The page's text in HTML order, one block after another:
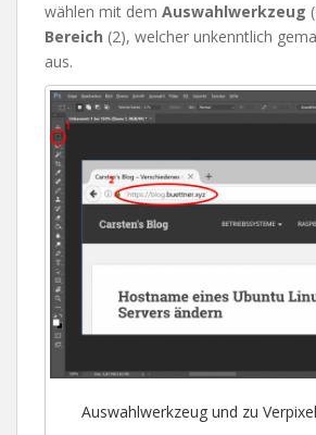
wählen mit dem Auswahlwerkzeug
Bereich (2), welcher unkenntlich
aus.
Auswahlwerkzeug und zu